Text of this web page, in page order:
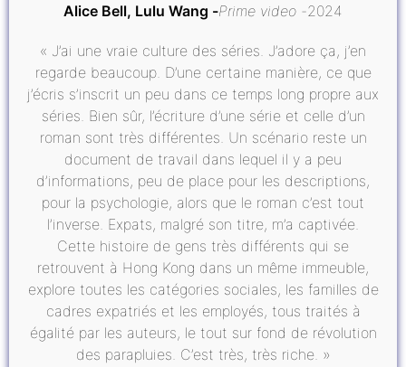
Alice Bell, Lulu Wang Prime video 2024
« J’ai une vraie culture des séries. J’adore ça, j’en
regarde beaucoup. D’une certaine manière, ce que
j’écris s’inscrit un peu dans ce temps long propre aux
séries. Bien sûr, l’écriture d’une série et celle d’un
roman sont très différentes. Un scénario reste un
document de travail dans lequel il y a peu
d’informations, peu de place pour les descriptions,
pour la psychologie, alors que le roman c’est tout
l’inverse. Expats, malgré son titre, m’a captivée.
Cette histoire de gens très différents qui se
retrouvent à Hong Kong dans un même immeuble,
explore toutes les catégories sociales, les familles de
cadres expatriés et les employés, tous traités à
égalité par les auteurs, le tout sur fond de révolution
des parapluies. C’est très, très riche. »